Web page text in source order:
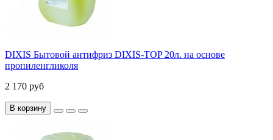
DIXIS Бытовой антифриз DIXIS-TOP 20л. на основе
пропиленгликоля
2 170 руб
В корзину